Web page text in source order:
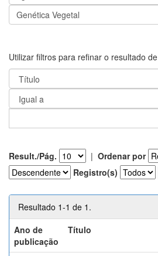
Utilizar filtros para refinar o resultado
Result./Pág. | Ordenar por
Registro(s)
Resultado 1-1 de 1.
Ano de
publicação
Título